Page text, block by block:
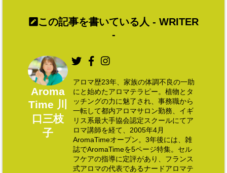
この記事を書いている人 - WRITER
-
Aroma
Time 川
口三枝
子
アロマ歴23年、家族の体調不良の一助
にと始めたアロマテラピー。植物とタ
ッチングの力に魅了され、事務職から
一転して都内アロマサロン勤務、イギ
リス系最大手協会認定スクールにてア
ロマ講師を経て、2005年4月
AromaTimeオープン。3年後には、雑
誌でAromaTimeを5ページ特集。セル
フケアの指導に定評があり、フランス
式アロマの代表であるナードアロマテ